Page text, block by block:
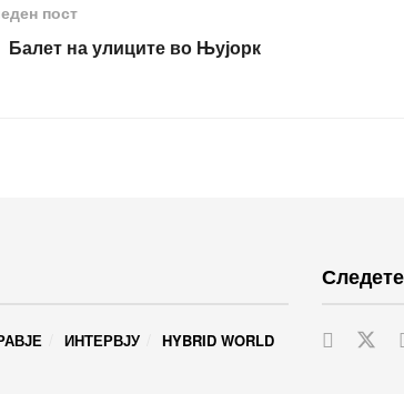
пост
Балет на улиците во Њујорк
ИНТЕРВЈУ HYBRID WORLD